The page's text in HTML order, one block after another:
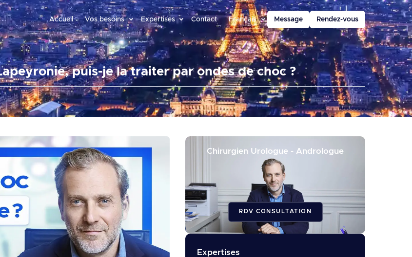
Accueil Vos besoins Expertises Contact Français Message Rendez-vous
puis-je la traiter par ondes de choc ?
Chirurgien Urologue - Andrologue
RDV CONSULTATION
Expertises